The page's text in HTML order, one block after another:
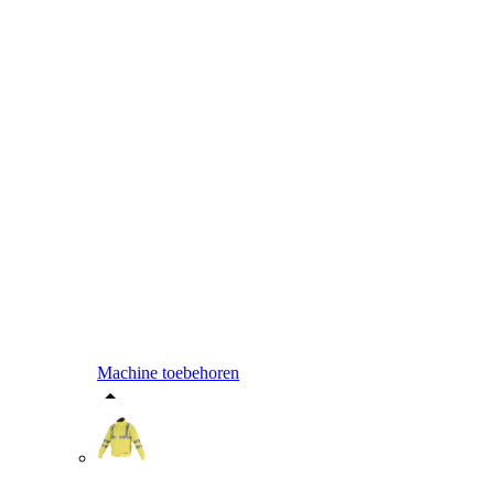
Machine toebehoren